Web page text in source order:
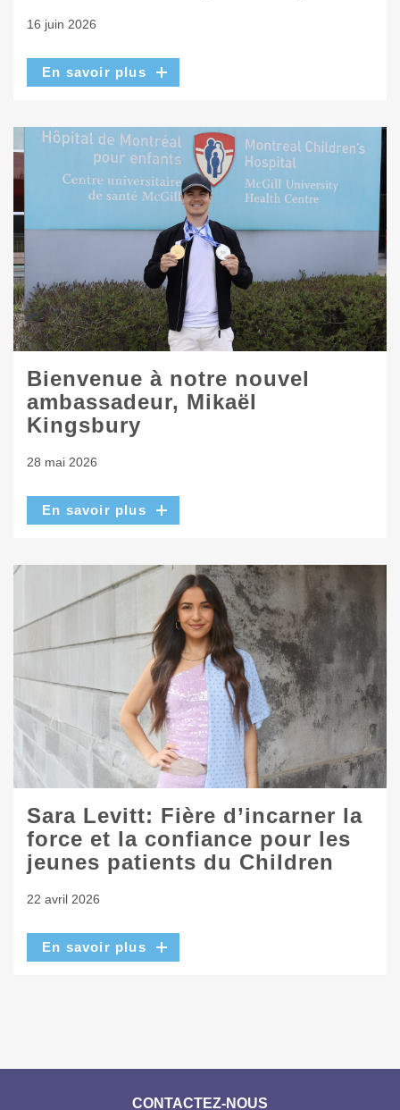
16 juin 2026
En savoir plus
Bienvenue à notre nouvel
ambassadeur, Mikaël
Kingsbury
28 mai 2026
En savoir plus
Sara Levitt: Fière d’incarner la
force et la confiance pour les
jeunes patients du Children
22 avril 2026
En savoir plus
CONTACTEZ-NOUS